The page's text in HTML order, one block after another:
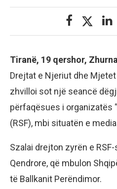
Tiranë, 19 qershor,
Drejtat e Njeriut dhe
zhvilloi sot një seancë
përfaqësues i organizatës
(RSF), mbi situatën e
Szalai drejton zyrën e
Qendrore, që mbulon
të Ballkanit Perëndimor.